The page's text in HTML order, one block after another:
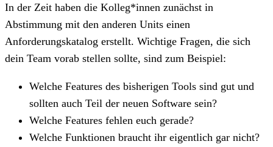
In der Zeit haben die Kolleg*innen zunächst in
Abstimmung mit den anderen Units einen
Anforderungskatalog erstellt. Wichtige Fragen, die sich
dein Team vorab stellen sollte, sind zum Beispiel:
Welche Features des bisherigen Tools sind gut und
sollten auch Teil der neuen Software sein?
Welche Features fehlen euch gerade?
Welche Funktionen braucht ihr eigentlich gar nicht?